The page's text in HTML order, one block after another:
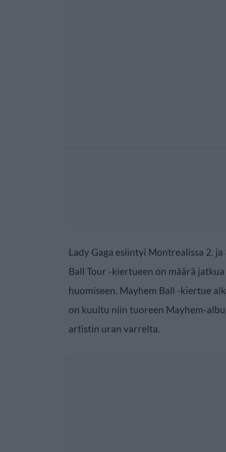
Lady Gaga esiintyi Montrealissa 2.
Ball Tour -kiertueen on määrä
huomiseen. Mayhem Ball -kiertue
on kuultu niin tuoreen Mayhem-
artistin uran varrelta.